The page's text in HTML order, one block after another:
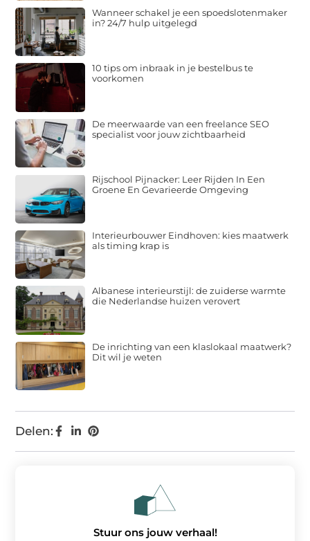
Delen:
Wanneer schakel je een spoedslotenmaker
in? 24/7 hulp uitgelegd
10 tips om inbraak in je bestelbus te
voorkomen
De meerwaarde van een freelance SEO
specialist voor jouw zichtbaarheid
Rijschool Pijnacker: Leer Rijden In Een
Groene En Gevarieerde Omgeving
Interieurbouwer Eindhoven: kies maatwerk
als timing krap is
Albanese interieurstijl: de zuiderse warmte
die Nederlandse huizen verovert
De inrichting van een klaslokaal maatwerk?
Dit wil je weten
Stuur ons jouw verhaal!